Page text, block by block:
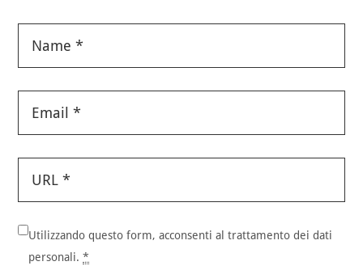
Utilizzando questo form, acconsenti al trattamento dei dati
personali.*